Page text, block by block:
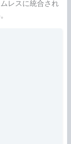
レスに統合され